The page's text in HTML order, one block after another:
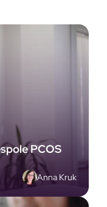
PCOS
Anna Kruk